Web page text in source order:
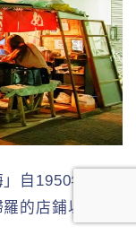
自1950年創立
的店鋪以合適